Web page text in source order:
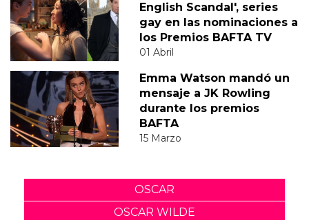
English Scandal', series
gay en las nominaciones a
los Premios BAFTA TV
01 Abril
Emma Watson mandó un
mensaje a JK Rowling
durante los premios
BAFTA
15 Marzo
OSCAR
OSCAR WILDE